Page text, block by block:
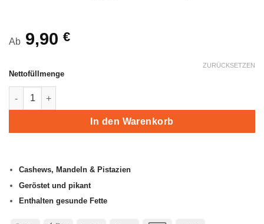
Ab 9,90 €
Nettofüllmenge
ZURÜCKSETZEN
Nussmischung, geröstet und pikant Menge
In den Warenkorb
Cashews, Mandeln & Pistazien
Geröstet und pikant
Enthalten gesunde Fette